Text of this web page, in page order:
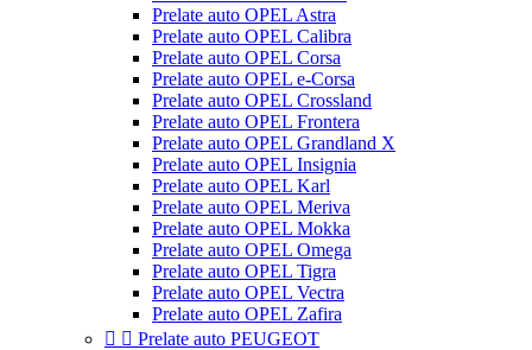
Prelate auto OPEL Astra
Prelate auto OPEL Calibra
Prelate auto OPEL Corsa
Prelate auto OPEL e-Corsa
Prelate auto OPEL Crossland
Prelate auto OPEL Frontera
Prelate auto OPEL Grandland X
Prelate auto OPEL Insignia
Prelate auto OPEL Karl
Prelate auto OPEL Meriva
Prelate auto OPEL Mokka
Prelate auto OPEL Omega
Prelate auto OPEL Tigra
Prelate auto OPEL Vectra
Prelate auto OPEL Zafira
  Prelate auto PEUGEOT